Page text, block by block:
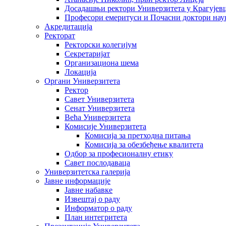
Досадашњи ректори Универзитета у
Професори емеритуси и Почасни доктори
Акредитација
Ректорат
Ректорски колегијум
Секретаријат
Организациона шема
Локација
Органи Универзитета
Ректор
Савет Универзитета
Сенат Универзитета
Већа Универзитета
Комисије Универзитета
Комисија за претходна питања
Комисија за обезбеђење квалитета
Одбор за професионалну етику
Савет послодаваца
Универзитетска галерија
Јавне информације
Јавне набавке
Извештај о раду
Информатор о раду
План интегритета